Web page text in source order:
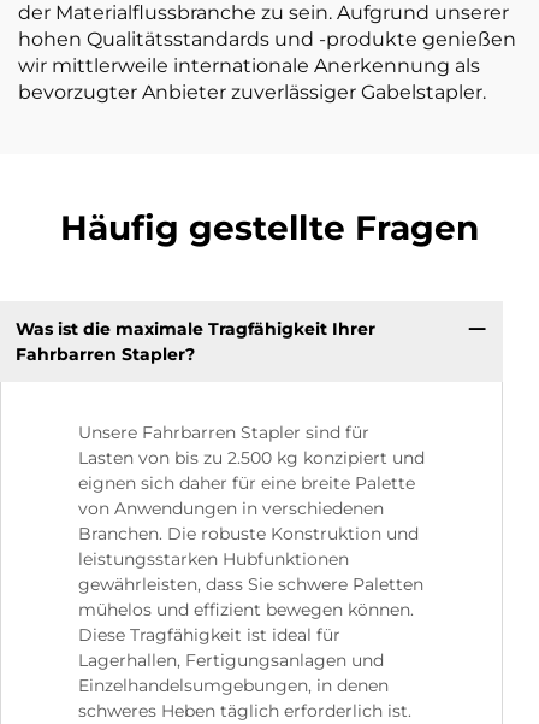
der Materialflussbranche zu sein. Aufgrund unserer
hohen Qualitätsstandards und -produkte genießen
wir mittlerweile internationale Anerkennung als
bevorzugter Anbieter zuverlässiger Gabelstapler.
Häufig gestellte Fragen
Was ist die maximale Tragfähigkeit Ihrer
Fahrbarren Stapler?
Unsere Fahrbarren Stapler sind für
Lasten von bis zu 2.500 kg konzipiert und
eignen sich daher für eine breite Palette
von Anwendungen in verschiedenen
Branchen. Die robuste Konstruktion und
leistungsstarken Hubfunktionen
gewährleisten, dass Sie schwere Paletten
mühelos und effizient bewegen können.
Diese Tragfähigkeit ist ideal für
Lagerhallen, Fertigungsanlagen und
Einzelhandelsumgebungen, in denen
schweres Heben täglich erforderlich ist.